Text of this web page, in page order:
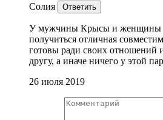
Солия Ответить
У мужчины Крысы и женщины
получиться отличная
готовы ради своих отношений
другу, а иначе ничего у этой
26 июля 2019